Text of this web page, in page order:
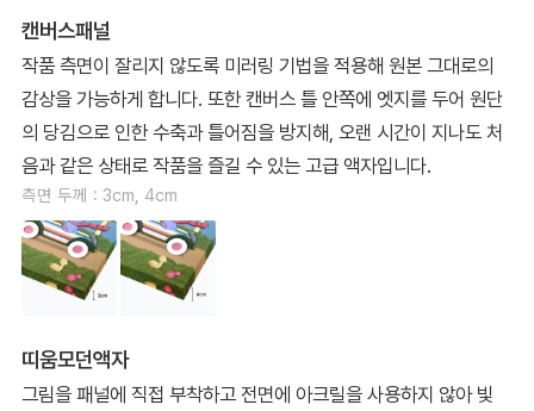
캔버스패널
작품 측면이 잘리지 않도록 미러링 기법을 적용해 원본 그대로의
감상을 가능하게 합니다. 또한 캔버스 틀 안쪽에 엣지를 두어 원단
의 당김으로 인한 수축과 틀어짐을 방지해, 오랜 시간이 지나도 처
음과 같은 상태로 작품을 즐길 수 있는 고급 액자입니다.
측면 두께 : 3cm, 4cm
띠움모던액자
그림을 패널에 직접 부착하고 전면에 아크릴을 사용하지 않아 빛